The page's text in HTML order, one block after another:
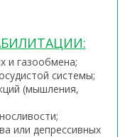
:
и газообмена;
системы;
(мышления,
или депрессивных